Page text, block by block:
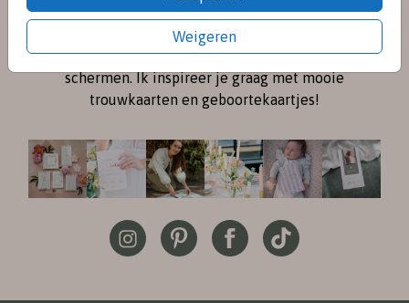
Weigeren
Instagramen
nieuwste ontwerpen en een kijkje achter de
schermen. Ik inspireer je graag met mooie
trouwkaarten en geboortekaartjes!